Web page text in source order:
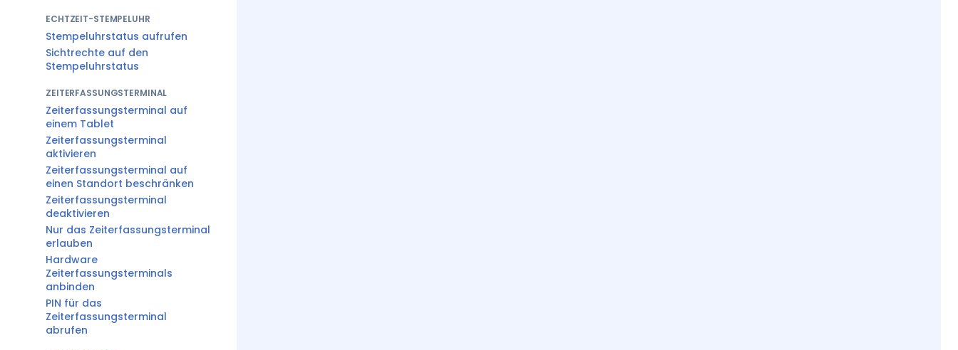
ECHTZEIT-STEMPELUHR
Stempeluhrstatus aufrufen
Sichtrechte auf den
Stempeluhrstatus
ZEITERFASSUNGSTERMINAL
Zeiterfassungsterminal auf
einem Tablet
Zeiterfassungsterminal
aktivieren
Zeiterfassungsterminal auf
einen Standort beschränken
Zeiterfassungsterminal
deaktivieren
Nur das Zeiterfassungsterminal
erlauben
Hardware
Zeiterfassungsterminals
anbinden
PIN für das
Zeiterfassungsterminal
abrufen